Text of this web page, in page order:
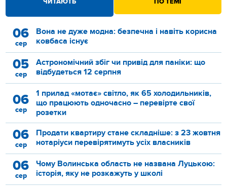
ЧИТАЮТЬ ПО ТЕМІ
06
сер
Вона не дуже модна: безпечна і навіть корисна
ковбаса існує
05
сер
Астрономічний збіг чи привід для паніки: що
відбудеться 12 серпня
06
сер
1 прилад «мотає» світло, як 65 холодильників,
що працюють одночасно – перевірте свої
розетки
06
сер
Продати квартиру стане складніше: з 23 жовтня
нотаріуси перевірятимуть усіх власників
06
сер
Чому Волинська область не названа Луцькою:
історія, яку не розкажуть у школі